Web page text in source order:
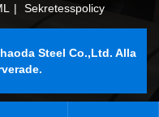
| Sekretesspolicy
Steel Co.,Ltd. Alla